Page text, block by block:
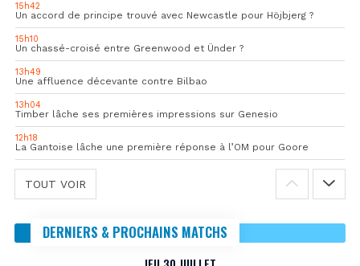
15h42
Un accord de principe trouvé avec Newcastle pour Höjbjerg ?
15h10
Un chassé-croisé entre Greenwood et Ünder ?
13h49
Une affluence décevante contre Bilbao
13h04
Timber lâche ses premières impressions sur Genesio
12h18
La Gantoise lâche une première réponse à l’OM pour Goore
TOUT VOIR
DERNIERS & PROCHAINS MATCHS